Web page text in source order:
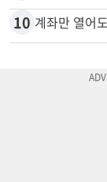
10 계좌만 열어